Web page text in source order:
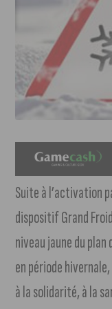
Suite à l’activation
dispositif Grand
niveau jaune du plan
en période
à la solidarité, à la